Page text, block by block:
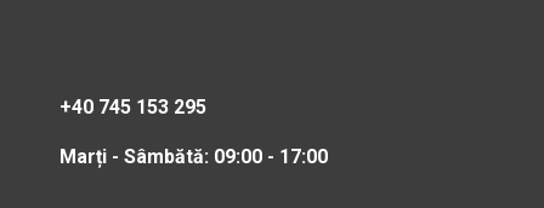
+40 745 153 295
Marți - Sâmbătă: 09:00 - 17:00